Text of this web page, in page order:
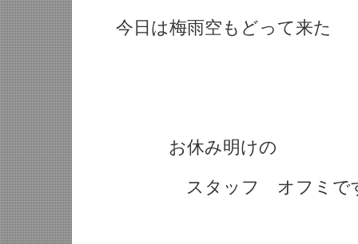
今日は梅雨空もどって来た
お休み明けの
スタッフ オフミで